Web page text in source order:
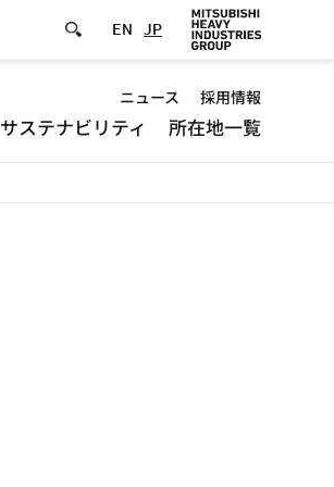
EN JP
Default
-
Header
ニュース 採用情報
サステナビリティ 所在地一覧